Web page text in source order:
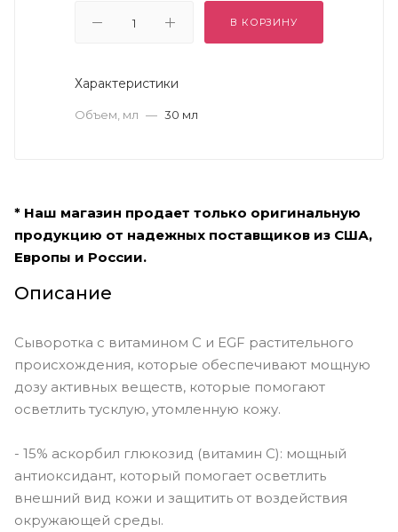
В КОРЗИНУ
Характеристики
Объем, мл — 30 мл
* Наш магазин продает только оригинальную
продукцию от надежных поставщиков из США,
Европы и России.
Описание
Сыворотка с витамином С и EGF растительного
происхождения, которые обеспечивают мощную
дозу активных веществ, которые помогают
осветлить тусклую, утомленную кожу.
- 15% аскорбил глюкозид (витамин С): мощный
антиоксидант, который помогает осветлить
внешний вид кожи и защитить от воздействия
окружающей среды.